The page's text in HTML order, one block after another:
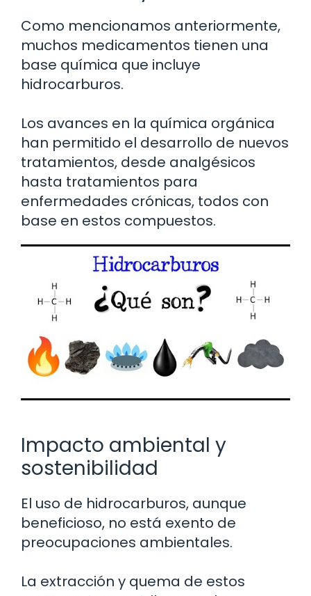
Como mencionamos anteriormente,
muchos medicamentos tienen una
base química que incluye
hidrocarburos.
Los avances en la química orgánica
han permitido el desarrollo de nuevos
tratamientos, desde analgésicos
hasta tratamientos para
enfermedades crónicas, todos con
base en estos compuestos.
Impacto ambiental y
sostenibilidad
El uso de hidrocarburos, aunque
beneficioso, no está exento de
preocupaciones ambientales.
La extracción y quema de estos